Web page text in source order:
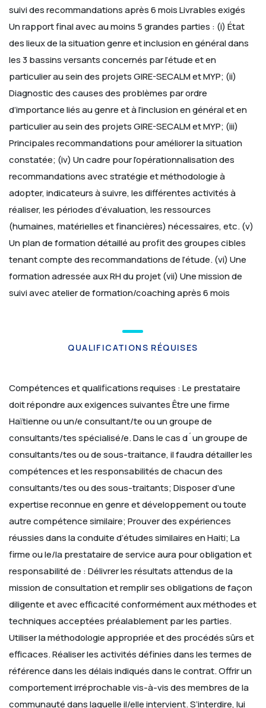
suivi des recommandations après 6 moisLivrables exigés
Un rapport final avec au moins 5 grandes parties : (i) État
des lieux de la situation genre et inclusion en général dans
les 3 bassins versants concernés par l’étude et en
particulier au sein des projets GIRE-SECALM et MYP; (ii)
Diagnostic des causes des problèmes par ordre
d’importance liés au genre et à l’inclusion en général et en
particulier au sein des projets GIRE-SECALM et MYP; (iii)
Principales recommandations pour améliorer la situation
constatée; (iv) Un cadre pour l’opérationnalisation des
recommandations avec stratégie et méthodologie à
adopter, indicateurs à suivre, les différentes activités à
réaliser, les périodes d’évaluation, les ressources
(humaines, matérielles et financières) nécessaires, etc.(v)
Un plan de formation détaillé au profit des groupes cibles
tenant compte des recommandations de l’étude.(vi) Une
formation adressée aux RH du projet(vii) Une mission de
suivi avec atelier de formation/coaching après 6 mois
QUALIFICATIONS RÉQUISES
Compétences et qualifications requises :Le prestataire
doit répondre aux exigences suivantes Être une firme
Haïtienne ou un/e consultant/te ou un groupe de
consultants/tes spécialisé/e. Dans le cas d´un groupe de
consultants/tes ou de sous-traitance, il faudra détailler les
compétences et les responsabilités de chacun des
consultants/tes ou des sous-traitants; Disposer d’une
expertise reconnue en genre et développement ou toute
autre compétence similaire; Prouver des expériences
réussies dans la conduite d’études similaires en Haiti; La
firme ou le/la prestataire de service aura pour obligation et
responsabilité de : Délivrer les résultats attendus de la
mission de consultation et remplir ses obligations de façon
diligente et avec efficacité conformément aux méthodes et
techniques acceptées préalablement par les parties.
Utiliser la méthodologie appropriée et des procédés sûrs et
efficaces. Réaliser les activités définies dans les termes de
référence dans les délais indiqués dans le contrat. Offrir un
comportement irréprochable vis-à-vis des membres de la
communauté dans laquelle il/elle intervient. S’interdire, lui